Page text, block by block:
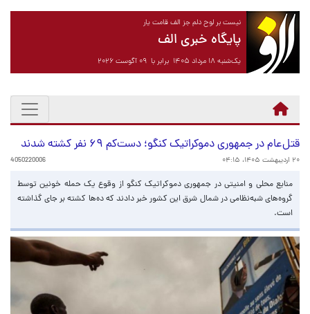
نیست بر لوح دلم جز الف قامت یار
پایگاه خبری الف
یک‌شنبه ۱۸ مرداد ۱۴۰۵ برابر با ۰۹ آگوست ۲۰۲۶
قتل‌عام در جمهوری دموکراتیک کنگو؛ دست‌کم ۶۹ نفر کشته شدند
۲۰ اردیبهشت ۱۴۰۵، ۰۴:۱۵ 4050220006
منابع محلی و امنیتی در جمهوری دموکراتیک کنگو از وقوع یک حمله خونین توسط
گروه‌های شبه‌نظامی در شمال شرق این کشور خبر دادند که ده‌ها کشته بر جای گذاشته
است.